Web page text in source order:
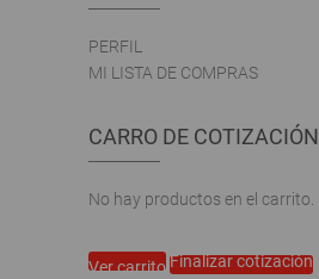
PERFIL
MI LISTA DE COMPRAS
CARRO DE COTIZACIÓN
No hay productos en el carrito.
Ver carritoFinalizar cotización